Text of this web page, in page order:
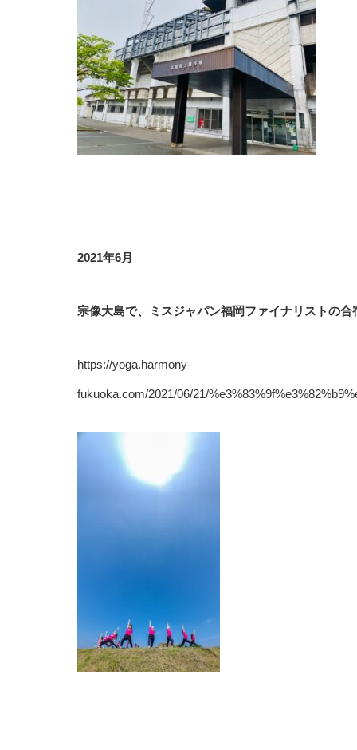
2021年6月
宗像大島で、ミスジャパン福岡ファイナリストの合
https://yoga.harmony-
fukuoka.com/2021/06/21/